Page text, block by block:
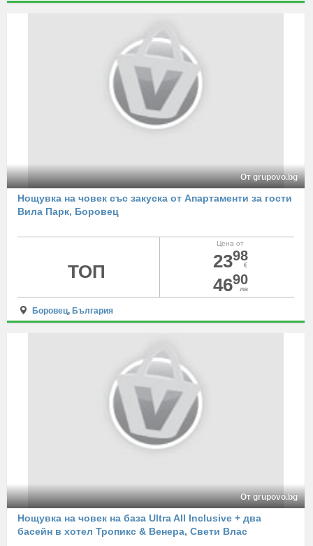
От grupovo.bg
Нощувка на човек със закуска от Апартаменти за гости
Вила Парк, Боровец
Цена от
2398
€
4690
лв
ТОП
Боровец, България
От grupovo.bg
Нощувка на човек на база Ultra All Inclusive + два
басейн в хотел Тропикс & Венера, Свети Влас